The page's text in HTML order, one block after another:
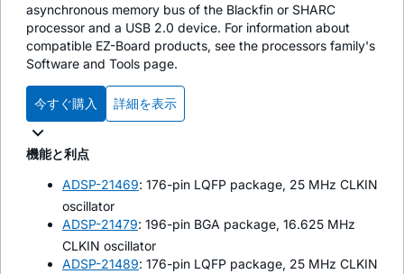
asynchronous memory bus of the Blackfin or SHARC
processor and a USB 2.0 device. For information about
compatible EZ-Board products, see the processors family's
Software and Tools page.
今すぐ購入 詳細を表示
機能と利点
ADSP-21469: 176-pin LQFP package, 25 MHz CLKIN
oscillator
ADSP-21479: 196-pin BGA package, 16.625 MHz
CLKIN oscillator
ADSP-21489: 176-pin LQFP package, 25 MHz CLKIN